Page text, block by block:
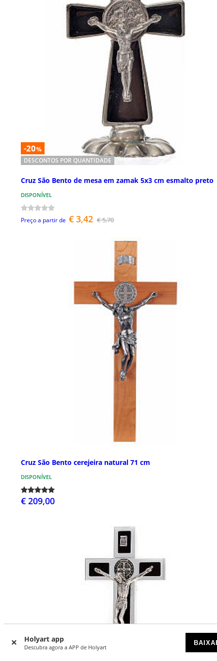
Holyart app
Descubra agora a APP de Holyart
-20%
DESCONTOS POR QUANTIDADE
Cruz São Bento de mesa em zamak 5x3 cm esmalto preto
DISPONÍVEL
Preço a partir de € 3,42 € 5,70
Cruz São Bento cerejeira natural 71 cm
DISPONÍVEL
€ 209,00